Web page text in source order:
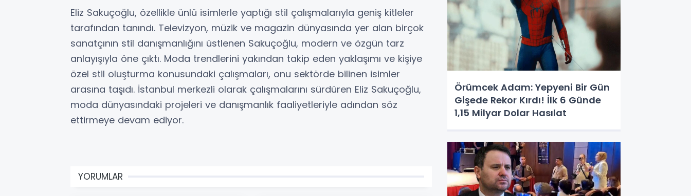
Eliz Sakuçoğlu, özellikle ünlü isimlerle yaptığı stil çalışmalarıyla geniş kitleler
tarafından tanındı. Televizyon, müzik ve magazin dünyasında yer alan birçok
sanatçının stil danışmanlığını üstlenen Sakuçoğlu, modern ve özgün tarz
anlayışıyla öne çıktı. Moda trendlerini yakından takip eden yaklaşımı ve kişiye
özel stil oluşturma konusundaki çalışmaları, onu sektörde bilinen isimler
arasına taşıdı. İstanbul merkezli olarak çalışmalarını sürdüren Eliz Sakuçoğlu,
moda dünyasındaki projeleri ve danışmanlık faaliyetleriyle adından söz
ettirmeye devam ediyor.
YORUMLAR
Örümcek Adam: Yepyeni Bir Gün
Gişede Rekor Kırdı! İlk 6 Günde
1,15 Milyar Dolar Hasılat